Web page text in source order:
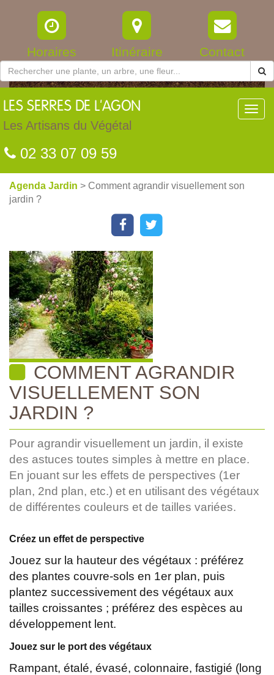
Horaires Itinéraire Contact
LES SERRES DE L'AGON
Les Artisans du Végétal
02 33 07 09 59
Agenda Jardin > Comment agrandir visuellement son
jardin ?
COMMENT AGRANDIR
VISUELLEMENT SON
JARDIN ?
Pour agrandir visuellement un jardin, il existe
des astuces toutes simples à mettre en place.
En jouant sur les effets de perspectives (1er
plan, 2nd plan, etc.) et en utilisant des végétaux
de différentes couleurs et de tailles variées.
Créez un effet de perspective
Jouez sur la hauteur des végétaux : préférez
des plantes couvre-sols en 1er plan, puis
plantez successivement des végétaux aux
tailles croissantes ; préférez des espèces au
développement lent.
Jouez sur le port des végétaux
Rampant, étalé, évasé, colonnaire, fastigié (long